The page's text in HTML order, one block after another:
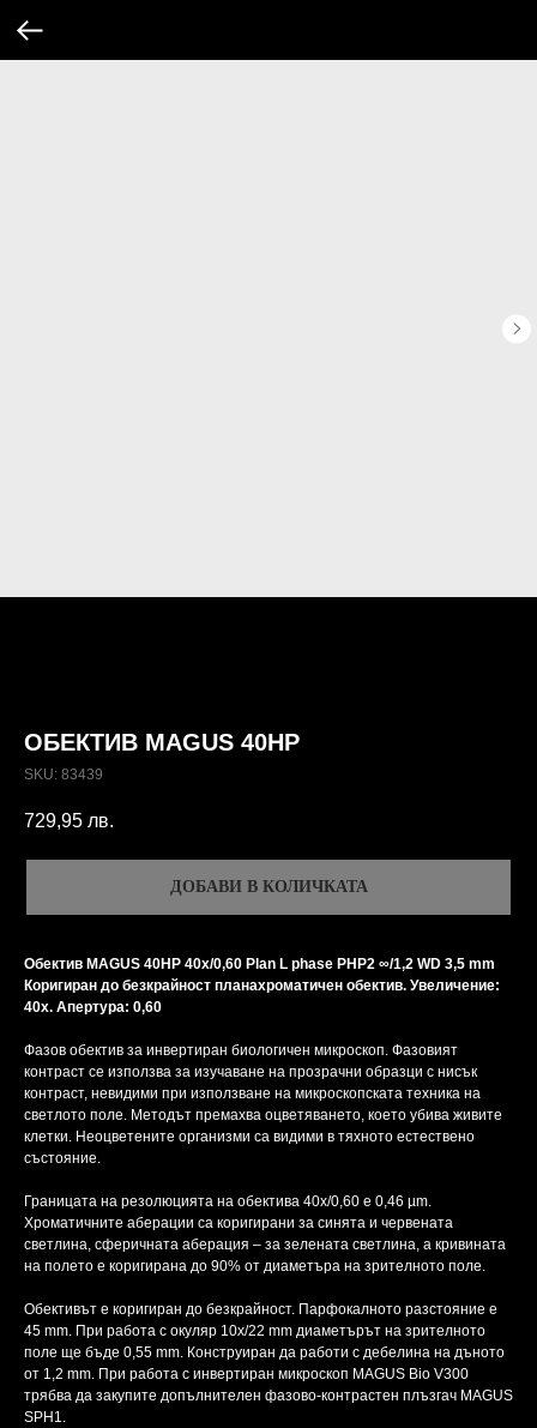
ОБЕКТИВ MAGUS 40HP
SKU: 83439
729,95 лв.
ДОБАВИ В КОЛИЧКАТА
Обектив MAGUS 40HP 40х/0,60 Plan L phase PHP2 ∞/1,2 WD 3,5 mm
Коригиран до безкрайност планахроматичен обектив. Увеличение:
40x. Апертура: 0,60
Фазов обектив за инвертиран биологичен микроскоп. Фазовият
контраст се използва за изучаване на прозрачни образци с нисък
контраст, невидими при използване на микроскопската техника на
светлото поле. Методът премахва оцветяването, което убива живите
клетки. Неоцветените организми са видими в тяхното естествено
състояние.
Границата на резолюцията на обектива 40х/0,60 е 0,46 µm.
Хроматичните аберации са коригирани за синята и червената
светлина, сферичната аберация – за зелената светлина, а кривината
на полето е коригирана до 90% от диаметъра на зрителното поле.
Обективът е коригиран до безкрайност. Парфокалното разстояние е
45 mm. При работа с окуляр 10x/22 mm диаметърът на зрителното
поле ще бъде 0,55 mm. Конструиран да работи с дебелина на дъното
от 1,2 mm. При работа с инвертиран микроскоп MAGUS Bio V300
трябва да закупите допълнителен фазово-контрастен плъзгач MAGUS
SPH1.